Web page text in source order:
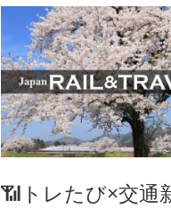
📶トレたび×交通